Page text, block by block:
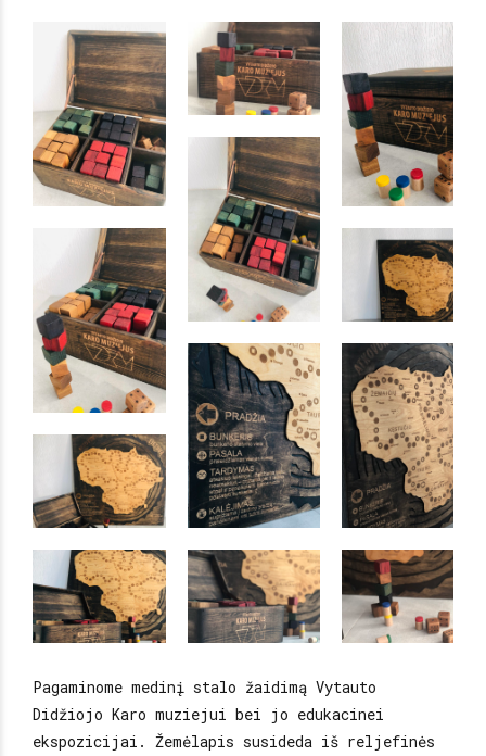
Pagaminome medinį stalo žaidimą Vytauto
Didžiojo Karo muziejui bei jo edukacinei
ekspozicijai. Žemėlapis susideda iš reljefinės